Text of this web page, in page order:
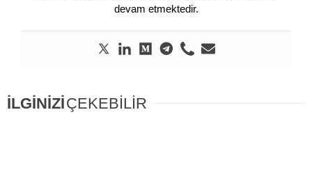
devam etmektedir.
İLGİNİZİÇEKEBİLİR